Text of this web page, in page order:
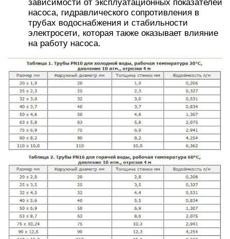
зависимости от эксплуатационных показателей
насоса, гидравлического сопротивления в
трубах водоснабжения и стабильности
электросети, которая также оказывает влияние
на работу насоса.